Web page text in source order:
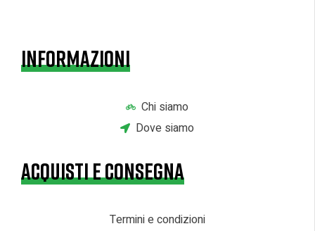
INFORMAZIONI
Chi siamo
Dove siamo
ACQUISTI E CONSEGNA
Termini e condizioni